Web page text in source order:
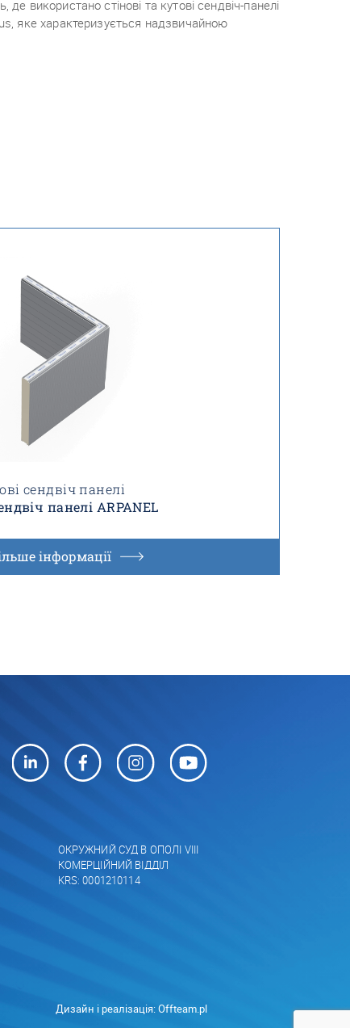
використано стінові та кутові сендвіч-панелі
яке характеризується надзвичайною
сендвіч панелі
панелі ARPANEL
інформації
ОКРУЖНИЙ СУД В ОПОЛІ VIII
КОМЕРЦІЙНИЙ ВІДДІЛ
KRS: 0001210114
Дизайн і реалізація:Offteam.pl